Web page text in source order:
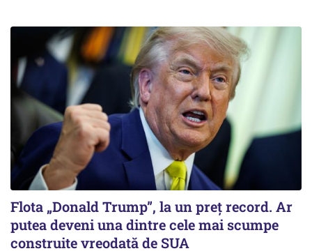
Flota „Donald Trump”, la un preț record. Ar
putea deveni una dintre cele mai scumpe
construite vreodată de SUA